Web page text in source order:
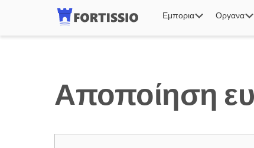
Εμπορια Οργανα
Αποποίηση